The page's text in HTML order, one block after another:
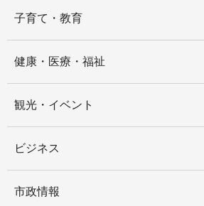
子育て・教育
健康・医療・福祉
観光・イベント
ビジネス
市政情報